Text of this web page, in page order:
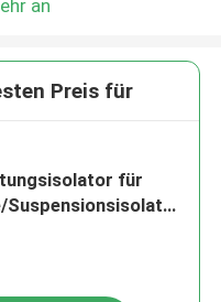
an
Preis für
für
Suspensionsisolator